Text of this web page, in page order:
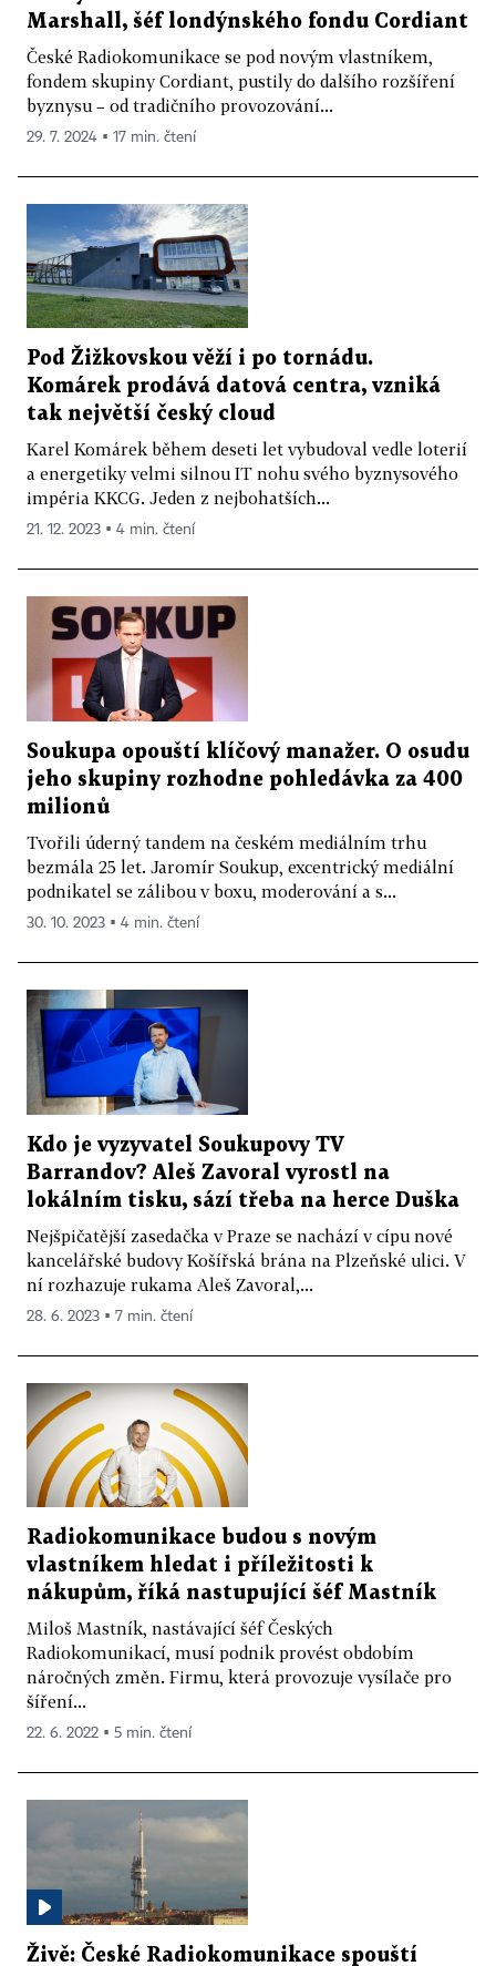
Marshall, šéf londýnského fondu Cordiant
České Radiokomunikace se pod novým vlastníkem,
fondem skupiny Cordiant, pustily do dalšího rozšíření
byznysu – od tradičního provozování...
29. 7. 2024 ▪ 17 min. čtení
Pod Žižkovskou věží i po tornádu.
Komárek prodává datová centra, vzniká
tak největší český cloud
Karel Komárek během deseti let vybudoval vedle loterií
a energetiky velmi silnou IT nohu svého byznysového
impéria KKCG. Jeden z nejbohatších...
21. 12. 2023 ▪ 4 min. čtení
Soukupa opouští klíčový manažer. O osudu
jeho skupiny rozhodne pohledávka za 400
milionů
Tvořili úderný tandem na českém mediálním trhu
bezmála 25 let. Jaromír Soukup, excentrický mediální
podnikatel se zálibou v boxu, moderování a s...
30. 10. 2023 ▪ 4 min. čtení
Kdo je vyzyvatel Soukupovy TV
Barrandov? Aleš Zavoral vyrostl na
lokálním tisku, sází třeba na herce Duška
Nejšpičatější zasedačka v Praze se nachází v cípu nové
kancelářské budovy Košířská brána na Plzeňské ulici. V
ní rozhazuje rukama Aleš Zavoral,...
28. 6. 2023 ▪ 7 min. čtení
Radiokomunikace budou s novým
vlastníkem hledat i příležitosti k
nákupům, říká nastupující šéf Mastník
Miloš Mastník, nastávající šéf Českých
Radiokomunikací, musí podnik provést obdobím
náročných změn. Firmu, která provozuje vysílače pro
šíření...
22. 6. 2022 ▪ 5 min. čtení
Živě: České Radiokomunikace spouští